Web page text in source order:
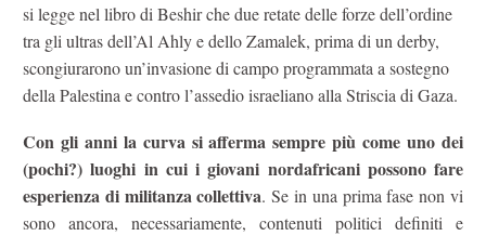
si legge nel libro di Beshir che due retate delle forze dell’ordine
tra gli ultras dell’Al Ahly e dello Zamalek, prima di un derby,
scongiurarono un’invasione di campo programmata a sostegno
della Palestina e contro l’assedio israeliano alla Striscia di Gaza.
Con gli anni la curva si afferma sempre più come uno dei
(pochi?) luoghi in cui i giovani nordafricani possono fare
esperienza di militanza collettiva. Se in una prima fase non vi
sono ancora, necessariamente, contenuti politici definiti e